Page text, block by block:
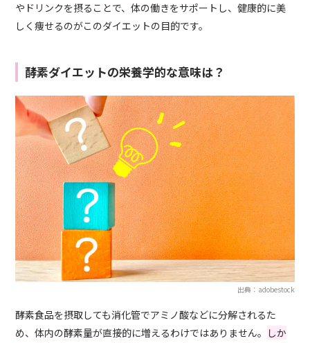
やドリンクを摂ることで、体の働きをサポートし、健康的に美
しく痩せるのがこのダイエットの目的です。
酵素ダイエットの栄養学的な意味は？
出典：adobestock
酵素食品を摂取しても消化管でアミノ酸などに分解されるた
め、体内の酵素量が直接的に増えるわけではありません。 しか